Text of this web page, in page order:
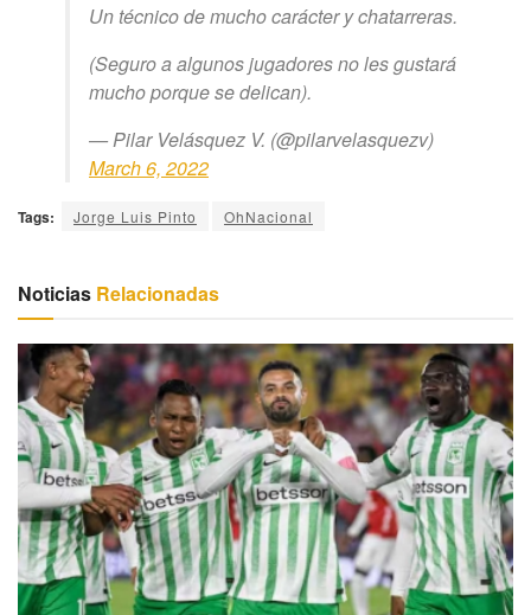
Un técnico de mucho carácter y chatarreras.
(Seguro a algunos jugadores no les gustará
mucho porque se delican).
— Pilar Velásquez V. (@pilarvelasquezv)
March 6, 2022
Tags: Jorge Luis Pinto OhNacional
Noticias Relacionadas